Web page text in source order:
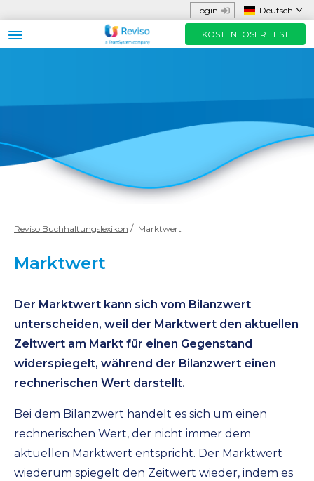
Login Deutsch
KOSTENLOSER TEST
Preise
KOSTENLOSER TEST
Reviso Buchhaltungslexikon Marktwert
Marktwert
Der Marktwert kann sich vom Bilanzwert
unterscheiden, weil der Marktwert den aktuellen
Zeitwert am Markt für einen Gegenstand
widerspiegelt, während der Bilanzwert einen
rechnerischen Wert darstellt.
Bei dem Bilanzwert handelt es sich um einen
rechnerischen Wert, der nicht immer dem
aktuellen Marktwert entspricht. Der Marktwert
wiederum spiegelt den Zeitwert wieder, indem es